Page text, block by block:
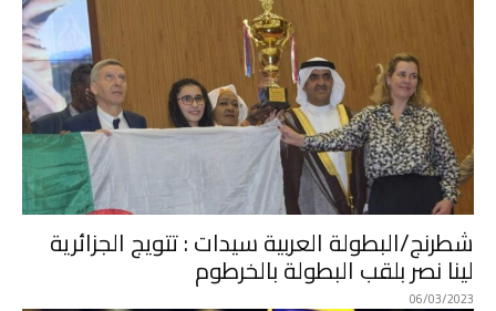
شطرنج/البطولة العربية سيدات : تتويج الجزائرية
لينا نصر بلقب البطولة بالخرطوم
06/03/2023